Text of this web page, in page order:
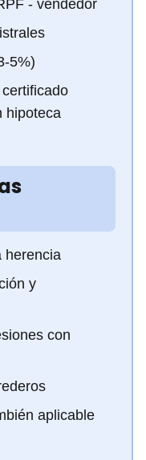
- vendedor
5%)
hipoteca
herencia
y
con
aplicable